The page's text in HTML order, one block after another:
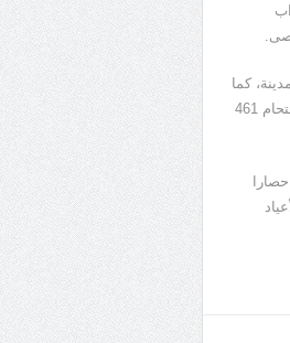
كما
تم اعتقال الشابين موسى غوشة، ورامي عبد السلام من داخل المسجد الأقصى المبارك، بالتزامن مع اقتحام 461